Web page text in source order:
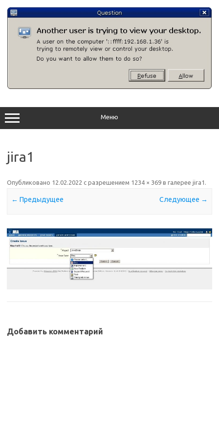
содержимому
Меню
jira1
Опубликовано 12.02.2022 с разрешением 1234 × 369 в галерее jira1 .
← Предыдущее Следующее →
Добавить комментарий